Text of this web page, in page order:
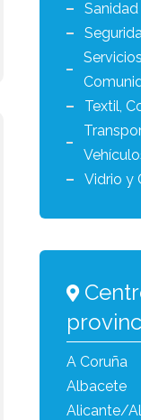
Sanidad
Textil,
Vidrio y
A Coruña
Albacete
Alicante/